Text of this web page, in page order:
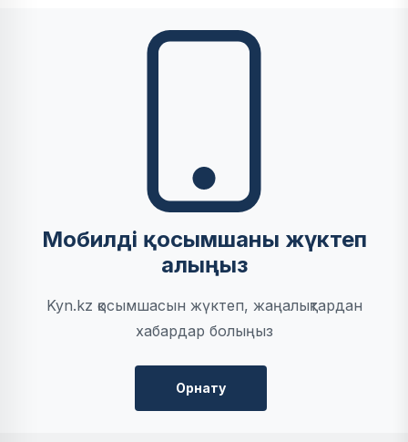
Мобилді қосымшаны жүктеп
алыңыз
Kyn.kz қосымшасын жүктеп, жаңалықтардан
хабардар болыңыз
Орнату